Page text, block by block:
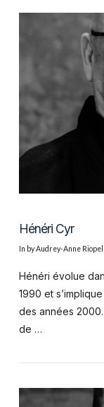
Hénéri Cyr
In by Audrey-Anne Riopel
Hénéri évolue
1990 et
des années
de …